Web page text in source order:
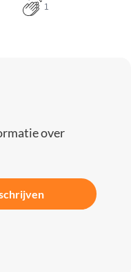
1
over